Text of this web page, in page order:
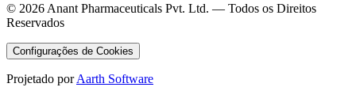
© 2026 Anant Pharmaceuticals Pvt. Ltd. — Todos os Direitos
Reservados
Configurações de Cookies
Projetado por Aarth Software